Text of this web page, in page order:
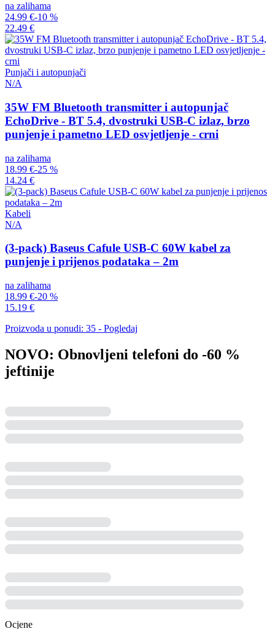
na zalihama
24.99 €-10 %
22.49 €
Punjači i autopunjači
N/A
35W FM Bluetooth transmitter i autopunjač
EchoDrive - BT 5.4, dvostruki USB-C izlaz, brzo
punjenje i pametno LED osvjetljenje - crni
na zalihama
18.99 €-25 %
14.24 €
Kabeli
N/A
(3-pack) Baseus Cafule USB-C 60W kabel za
punjenje i prijenos podataka – 2m
na zalihama
18.99 €-20 %
15.19 €
Proizvoda u ponudi: 35 - Pogledaj
NOVO: Obnovljeni telefoni do -60 %
jeftinije
Ocjene